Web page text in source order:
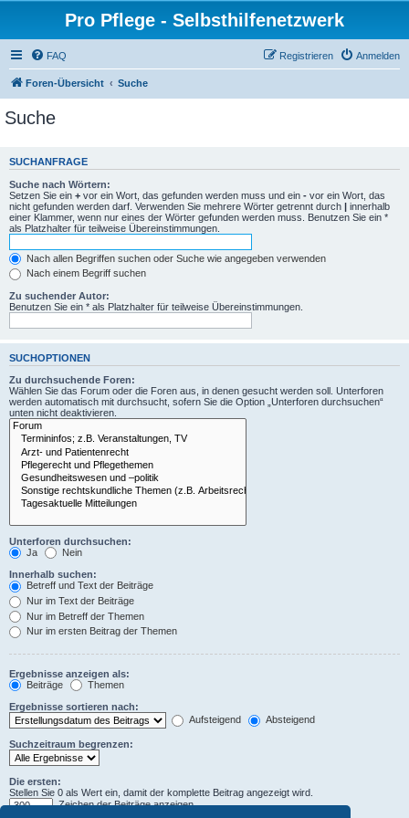
Pro Pflege - Selbsthilfenetzwerk
FAQ Anmelden
Registrieren
Foren-Übersicht Suche
Suche
SUCHANFRAGE
Suche nach Wörtern:
Setzen Sie ein + vor ein Wort, das gefunden werden muss und ein - vor ein Wort, das
nicht gefunden werden darf. Verwenden Sie mehrere Wörter getrennt durch | innerhalb
einer Klammer, wenn nur eines der Wörter gefunden werden muss. Benutzen Sie ein *
als Platzhalter für teilweise Übereinstimmungen.
Nach allen Begriffen suchen oder Suche wie angegeben verwenden
Nach einem Begriff suchen
Zu suchender Autor:
Benutzen Sie ein * als Platzhalter für teilweise Übereinstimmungen.
SUCHOPTIONEN
Zu durchsuchende Foren:
Wählen Sie das Forum oder die Foren aus, in denen gesucht werden soll. Unterforen
werden automatisch mit durchsucht, sofern Sie die Option „Unterforen durchsuchen“
unten nicht deaktivieren.
Unterforen durchsuchen:
Ja
Nein
Innerhalb suchen:
Betreff und Text der Beiträge
Nur im Text der Beiträge
Nur im Betreff der Themen
Nur im ersten Beitrag der Themen
Ergebnisse anzeigen als:
Beiträge
Themen
Ergebnisse sortieren nach:
Aufsteigend
Absteigend
Suchzeitraum begrenzen:
Die ersten:
Stellen Sie 0 als Wert ein, damit der komplette Beitrag angezeigt wird.
Zeichen der Beiträge anzeigen